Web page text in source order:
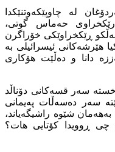
لە چاوپێکەوتنێکدا
حەماس گوتی،
ڕێکخراوێکی خۆراگرن
هێرشەکانی ئیسرائیلی بە
دانا و دەڵێت هۆکاری
خستە سەر قسەکانی دۆناڵد
سەر دەسەڵات پەیمانی
شێوە راشیگەیاند،
ڕوویدا کۆتایی هات؟